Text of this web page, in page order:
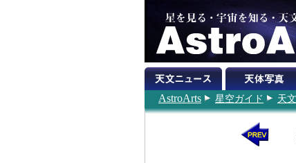
AstroArts 星空ガイド 天